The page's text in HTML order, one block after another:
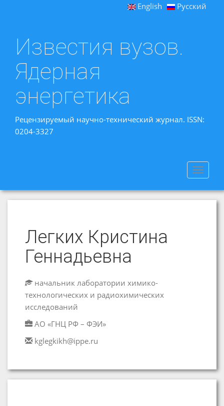
English Русский
Известия вузов.
Ядерная
энергетика
Рецензируемый научно-технический журнал. ISSN:
0204-3327
Toggle
Легких Кристина
Геннадьевна
начальник лаборатории химико-
технологических и радиохимических
исследований
АО «ГНЦ РФ – ФЭИ»
kglegkikh@ippe.ru